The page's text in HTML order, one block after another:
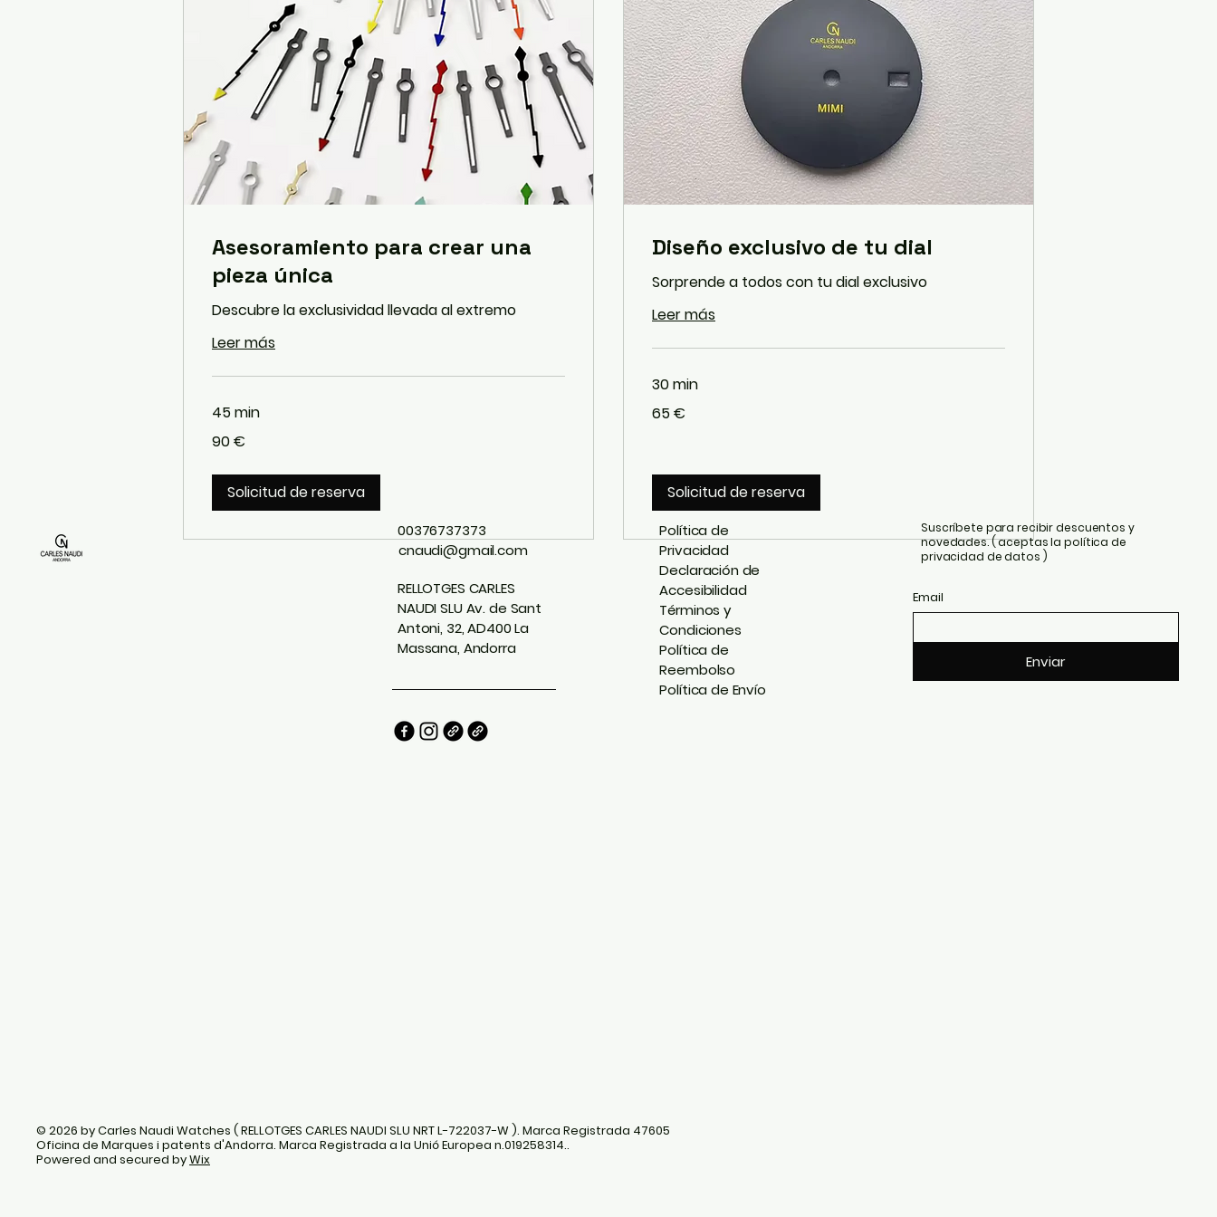
Asesoramiento para crear una
pieza única
Descubre la exclusividad llevada al extremo
Leer más
45 min
euros
90 €
Solicitud de reserva
Diseño exclusivo de tu dial
Sorprende a todos con tu dial exclusivo
Leer más
30 min
euros
65 €
Solicitud de reserva
00376737373
cnaudi@gmail.com
RELLOTGES CARLES
NAUDI SLU Av. de Sant
Antoni, 32, AD400 La
Massana, Andorra
Política de
Privacidad
Declaración de
Accesibilidad
Términos y
Condiciones
Política de
Reembolso
Política de Envío
Suscríbete para recibir descuentos y
novedades. ( aceptas la política de
privacidad de datos )
Email
Enviar
© 2026 by Carles Naudi Watches ( RELLOTGES CARLES NAUDI SLU NRT L-722037-W ). Marca Registrada 47605
Oficina de Marques i patents d'Andorra. Marca Registrada a la Unió Europea n.019258314..
Powered and secured byWix